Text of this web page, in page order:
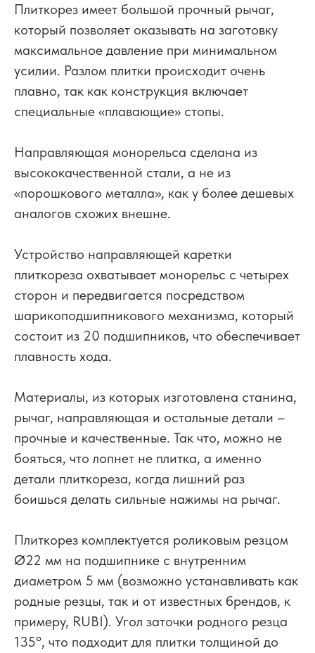
Плиткорез имеет большой прочный рычаг,
который позволяет оказывать на заготовку
максимальное давление при минимальном
усилии. Разлом плитки происходит очень
плавно, так как конструкция включает
специальные «плавающие» стопы.
Направляющая монорельса сделана из
высококачественной стали, а не из
«порошкового металла», как у более дешевых
аналогов схожих внешне.
Устройство направляющей каретки
плиткореза охватывает монорельс с четырех
сторон и передвигается посредством
шарикоподшипникового механизма, который
состоит из 20 подшипников, что обеспечивает
плавность хода.
Материалы, из которых изготовлена станина,
рычаг, направляющая и остальные детали –
прочные и качественные. Так что, можно не
бояться, что лопнет не плитка, а именно
детали плиткореза, когда лишний раз
боишься делать сильные нажимы на рычаг.
Плиткорез комплектуется роликовым резцом
Ø22 мм на подшипнике с внутренним
диаметром 5 мм (возможно устанавливать как
родные резцы, так и от известных брендов, к
примеру, RUBI). Угол заточки родного резца
135º, что подходит для плитки толщиной до